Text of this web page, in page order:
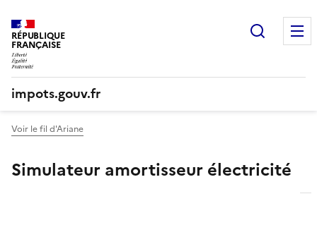
RÉPUBLIQUE
FRANÇAISE
impots.gouv.fr
Voir le fil d'Ariane
Simulateur amortisseur électricité